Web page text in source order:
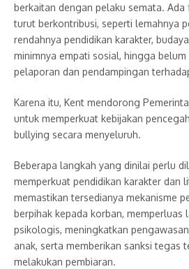
berkaitan dengan pelaku semata.
turut berkontribusi, seperti lemahnya
rendahnya pendidikan karakter,
minimnya empati sosial, hingga
pelaporan dan pendampingan
Karena itu, Kent mendorong
untuk memperkuat kebijakan
bullying secara menyeluruh.
Beberapa langkah yang dinilai perlu
memperkuat pendidikan karakter dan
memastikan tersedianya mekanisme
berpihak kepada korban, memperluas
psikologis, meningkatkan
anak, serta memberikan sanksi tegas
melakukan pembiaran.